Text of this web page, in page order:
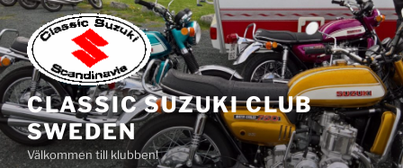
Hoppa
till
innehåll
CLASSIC SUZUKI CLUB
SWEDEN
Välkommen till klubben!